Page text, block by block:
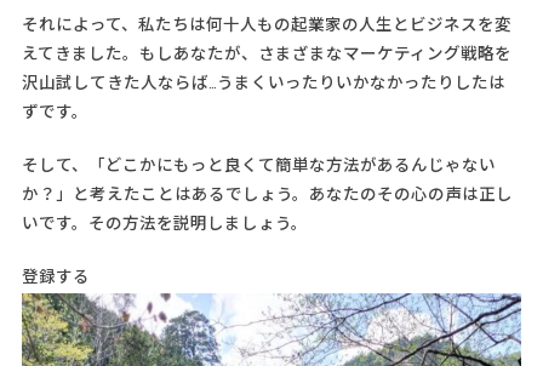
それによって、私たちは何十人もの起業家の人生とビジネスを変
えてきました。もしあなたが、さまざまなマーケティング戦略を
沢山試してきた人ならば…うまくいったりいかなかったりしたは
ずです。
そして、「どこかにもっと良くて簡単な方法があるんじゃない
か？」と考えたことはあるでしょう。あなたのその心の声は正し
いです。その方法を説明しましょう。
登録する